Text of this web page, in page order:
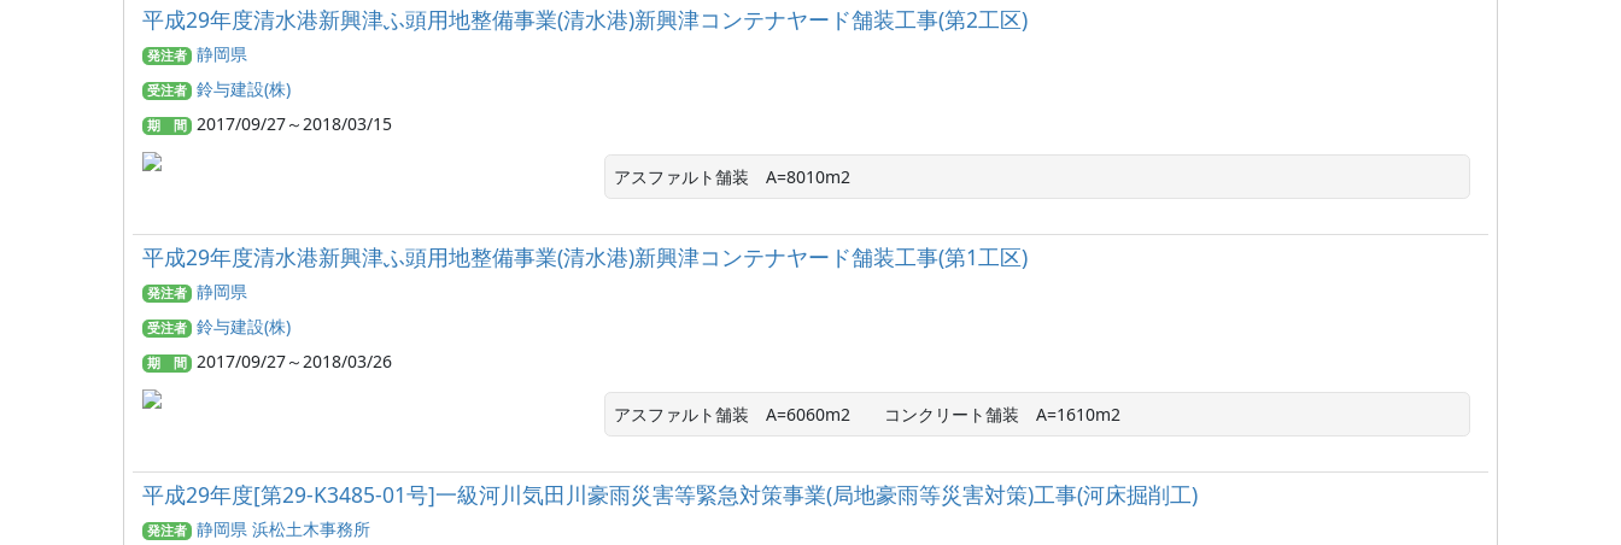
平成29年度清水港新興津ふ頭用地整備事業(清水港)新興津コンテナヤード舗装工事(第2工区)
発注者 静岡県
受注者 鈴与建設(株)
期 間 2017/09/27～2018/03/15
アスファルト舗装　A=8010m2
平成29年度清水港新興津ふ頭用地整備事業(清水港)新興津コンテナヤード舗装工事(第1工区)
発注者 静岡県
受注者 鈴与建設(株)
期 間 2017/09/27～2018/03/26
アスファルト舗装　A=6060m2　　コンクリート舗装　A=1610m2
平成29年度[第29-K3485-01号]一級河川気田川豪雨災害等緊急対策事業(局地豪雨等災害対策)工事(河床掘削工)
発注者 静岡県 浜松土木事務所